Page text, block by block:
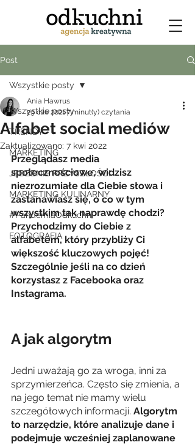
Post
Wszystkie posty
TRENDY
MARKETING
JEDZENIE PRZYSZŁOŚCI
MARKETING KULINARNY
#PandemiaOdkuchni
FOTOGRAFIA
Wszystkie posty
Alfabet social mediów
Ania Hawrus
29 cze 20217 minut(y) czytania
Zaktualizowano: 7 kwi 2022
Przeglądasz media
społecznościowe, widzisz
niezrozumiałe dla Ciebie słowa i
zastanawiasz się, o co w tym
wszystkim tak naprawdę chodzi?
Przychodzimy do Ciebie z
alfabetem, który przybliży Ci
większość kluczowych pojęć!
Szczególnie jeśli na co dzień
korzystasz z Facebooka oraz
Instagrama.
A jak algorytm
Jedni uważają go za wroga, inni za
sprzymierzeńca. Często się zmienia, a
na jego temat nie mamy wielu
szczegółowych informacji. Algorytm
to narzędzie, które analizuje dane i
podejmuje wcześniej zaplanowane